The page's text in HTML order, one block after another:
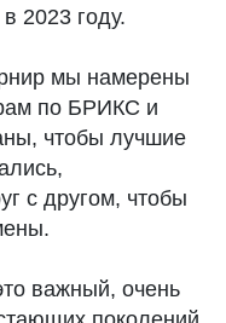
2023 году.
мы намерены
по БРИКС и
чтобы лучшие
с другом, чтобы
важный, очень